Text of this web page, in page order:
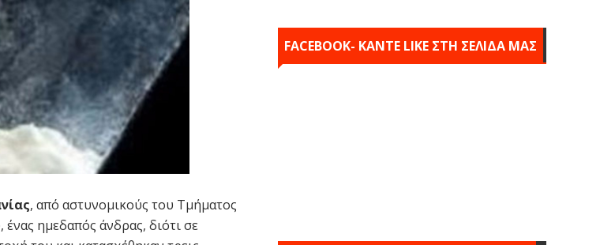
, από αστυνομικούς του Τμήματος
ημεδαπός άνδρας, διότι σε
FACEBOOK- KANTE LIKE ΣΤΗ ΣΕΛΙΔΑ ΜΑΣ